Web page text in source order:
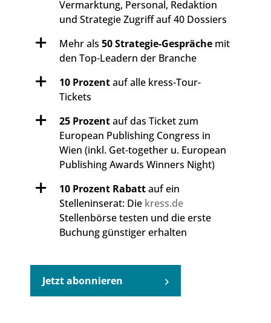
Vermarktung, Personal, Redaktion
und Strategie Zugriff auf 40 Dossiers
Mehr als 50 Strategie-Gespräche mit
den Top-Leadern der Branche
10 Prozentauf alle kress-Tour-
Tickets
25 Prozentauf das Ticket zum
European Publishing Congress in
Wien (inkl. Get-together u. European
Publishing Awards Winners Night)
10 Prozent Rabattauf ein
Stelleninserat: Die kress.de
Stellenbörse testen und die erste
Buchung günstiger erhalten
Jetzt abonnieren